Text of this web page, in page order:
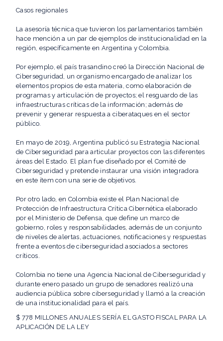
Casos regionales
La asesoría técnica que tuvieron los parlamentarios también
hace mención a un par de ejemplos de institucionalidad en la
región, específicamente en Argentina y Colombia.
Por ejemplo, el país trasandino creó la Dirección Nacional de
Ciberseguridad, un organismo encargado de analizar los
elementos propios de esta materia, como elaboración de
programas y articulación de proyectos; el resguardo de las
infraestructuras críticas de la información; además de
prevenir y generar respuesta a ciberataques en el sector
público.
En mayo de 2019, Argentina publicó su Estrategia Nacional
de Ciberseguridad para articular proyectos con las diferentes
áreas del Estado. El plan fue diseñado por el Comité de
Ciberseguridad y pretende instaurar una visión integradora
en este ítem con una serie de objetivos.
Por otro lado, en Colombia existe el Plan Nacional de
Protección de Infraestructura Crítica Cibernética elaborado
por el Ministerio de Defensa, que define un marco de
gobierno, roles y responsabilidades, además de un conjunto
de niveles de alertas, actuaciones, notificaciones y respuestas
frente a eventos de ciberseguridad asociados a sectores
críticos.
Colombia no tiene una Agencia Nacional de Ciberseguridad y
durante enero pasado un grupo de senadores realizó una
audiencia pública sobre ciberseguridad y llamó a la creación
de una institucionalidad para el país.
$ 778 MILLONES ANUALES SERÍA EL GASTO FISCAL PARA LA
APLICACIÓN DE LA LEY